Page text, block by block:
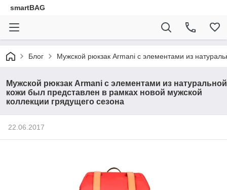
smartBAG
Блог Мужской рюкзак Armani с элементами из
Мужской рюкзак Armani с элементами из натуральной
кожи был представлен в рамках новой мужской
коллекции грядущего сезона
22.06.2017